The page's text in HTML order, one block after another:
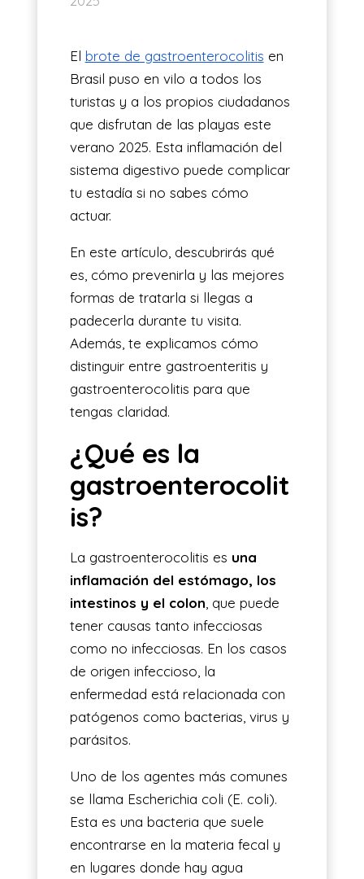
El brote de gastroenterocolitis en
Brasil puso en vilo a todos los
turistas y a los propios ciudadanos
que disfrutan de las playas este
verano 2025. Esta inflamación del
sistema digestivo puede complicar
tu estadía si no sabes cómo
actuar.
En este artículo, descubrirás qué
es, cómo prevenirla y las mejores
formas de tratarla si llegas a
padecerla durante tu visita.
Además, te explicamos cómo
distinguir entre gastroenteritis y
gastroenterocolitis para que
tengas claridad.
¿Qué es la
gastroenterocolit
is?
La gastroenterocolitis es una
inflamación del estómago, los
intestinos y el colon, que puede
tener causas tanto infecciosas
como no infecciosas. En los casos
de origen infeccioso, la
enfermedad está relacionada con
patógenos como bacterias, virus y
parásitos.
Uno de los agentes más comunes
se llama Escherichia coli (E. coli).
Esta es una bacteria que suele
encontrarse en la materia fecal y
en lugares donde hay agua